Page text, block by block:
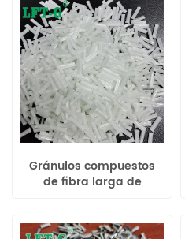
Gránulos compuestos
de fibra larga de
12 mm